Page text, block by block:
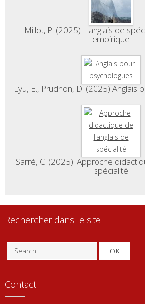
Millot, P. (2025) L'anglais de
empirique
Lyu, E., Prudhon, D. (2025) Anglais
Sarré, C. (2025). Approche
spécialité
Rechercher dans le site
OK
Contact